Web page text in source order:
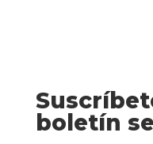
boletín